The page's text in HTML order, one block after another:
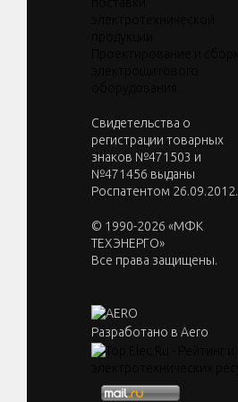
Cвидетельства о
регистрации товарных
знаков №471503 и
№471456 выданы
Роспатентом 26.09.2012.
© 1990-2026 «МФК
ТЕХЭНЕРГО»
Все права защищены.
Разработано в Aero